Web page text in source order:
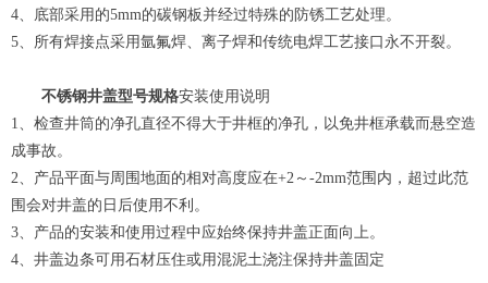
4、底部采用的5mm的碳钢板并经过特殊的防锈工艺处理。
5、所有焊接点采用氩氟焊、离子焊和传统电焊工艺接口永不开裂。
不锈钢井盖型号规格安装使用说明
1、检查井筒的净孔直径不得大于井框的净孔，以免井框承载而悬空造
成事故。
2、产品平面与周围地面的相对高度应在+2～-2mm范围内，超过此范
围会对井盖的日后使用不利。
3、产品的安装和使用过程中应始终保持井盖正面向上。
4、井盖边条可用石材压住或用混泥土浇注保持井盖固定